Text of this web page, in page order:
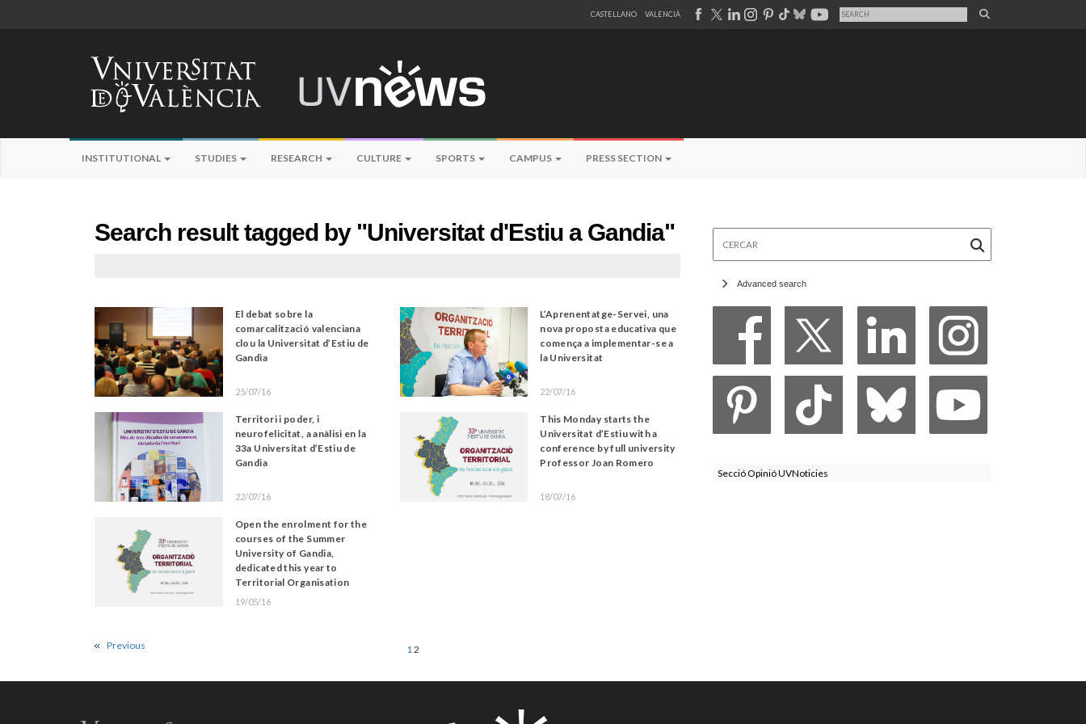
CASTELLANO VALENCIÀ
INSTITUTIONAL STUDIES RESEARCH CULTURE SPORTS CAMPUS PRESS SECTION
Search result tagged by "Universitat d'Estiu a Gandia"
El debat sobre la
comarcalització valenciana
clou la Universitat d’Estiu de
Gandia
25/07/16
L’Aprenentatge-Servei, una
nova proposta educativa que
comença a implementar-se a
la Universitat
22/07/16
Territori i poder, i
neurofelicitat, a anàlisi en la
33a Universitat d’Estiu de
Gandia
22/07/16
This Monday starts the
Universitat d’Estiu with a
conference by full university
Professor Joan Romero
18/07/16
Open the enrolment for the
courses of the Summer
University of Gandia,
dedicated this year to
Territorial Organisation
19/05/16
Previous 12
Advanced search
Secció Opinió UVNoticies